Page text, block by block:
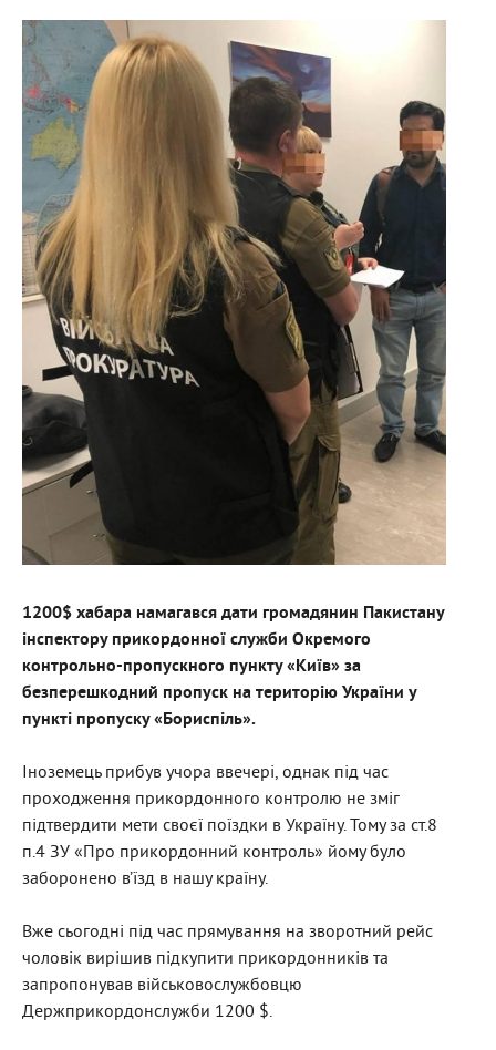
1200$ хабара намагався дати громадянин Пакистану
інспектору прикордонної служби Окремого
контрольно-пропускного пункту «Київ» за
безперешкодний пропуск на територію України у
пункті пропуску «Бориспіль».
Іноземець прибув учора ввечері, однак під час
проходження прикордонного контролю не зміг
підтвердити мети своєї поїздки в Україну. Тому за ст.8
п.4 ЗУ «Про прикордонний контроль» йому було
заборонено в’їзд в нашу країну.
Вже сьогодні під час прямування на зворотний рейс
чоловік вирішив підкупити прикордонників та
запропонував військовослужбовцю
Держприкордонслужби 1200 $.